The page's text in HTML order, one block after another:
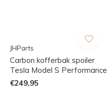
JHParts
Carbon kofferbak spoiler
Tesla Model S Performance
€249,95